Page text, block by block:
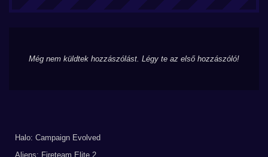
Még nem küldtek hozzászólást. Légy te az első hozzászóló!
Halo: Campaign Evolved
Aliens: Fireteam Elite 2